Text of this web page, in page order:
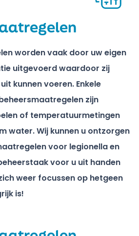
worden vaak door uw eigen
uitgevoerd waardoor zij
kunnen voeren. Enkele
zijn
of temperatuurmetingen
water. Wij kunnen u ontzorgen
voor legionella en
voor u uit handen
weer focussen op hetgeen
is!